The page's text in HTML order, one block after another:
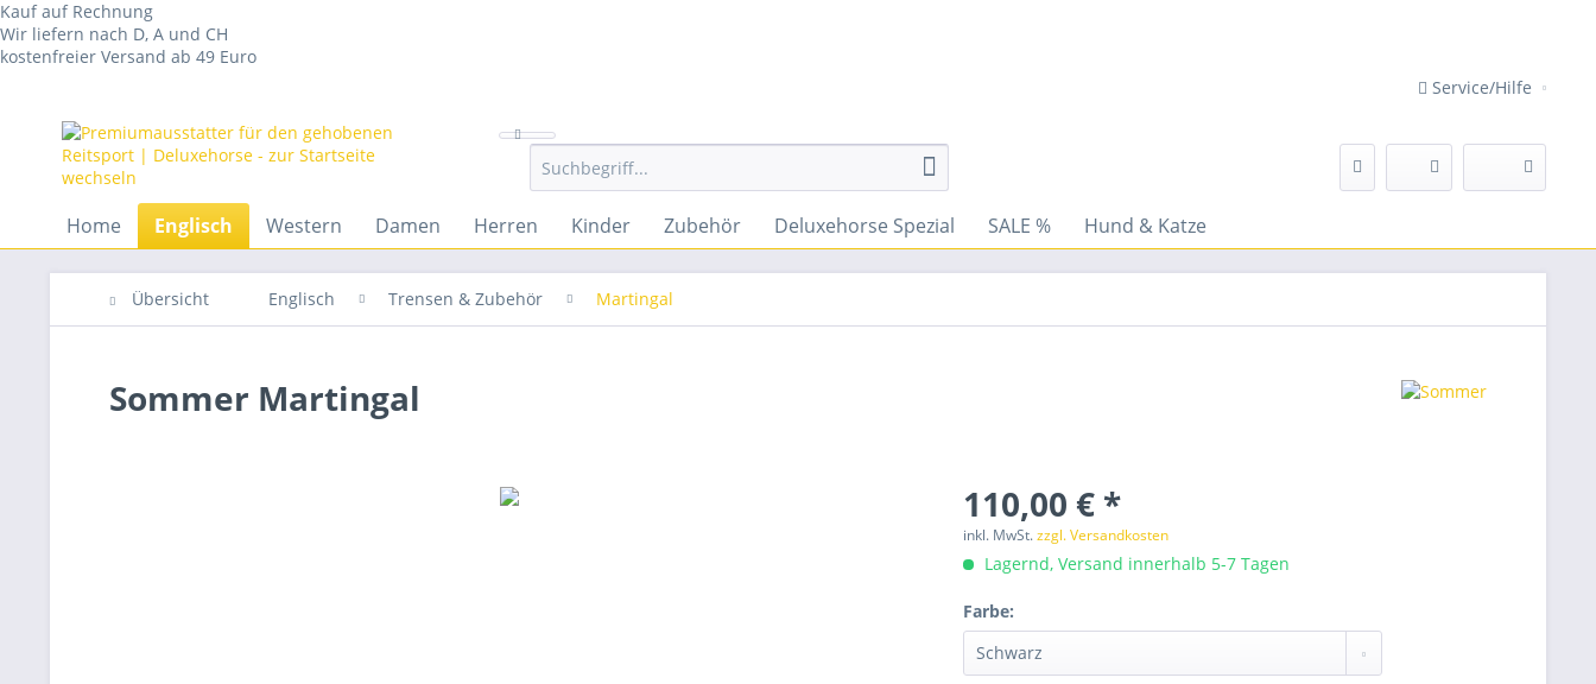
Kauf auf Rechnung
Wir liefern nach D, A und CH
kostenfreier Versand ab 49 Euro
Service/Hilfe
Home Englisch Western Damen Herren Kinder Zubehör Deluxehorse Spezial SALE % Hund & Katze
Übersicht Englisch Trensen & Zubehör Martingal
Sommer Martingal
110,00 € *
inkl. MwSt.zzgl. Versandkosten
Lagernd, Versand innerhalb 5-7 Tagen
Farbe: